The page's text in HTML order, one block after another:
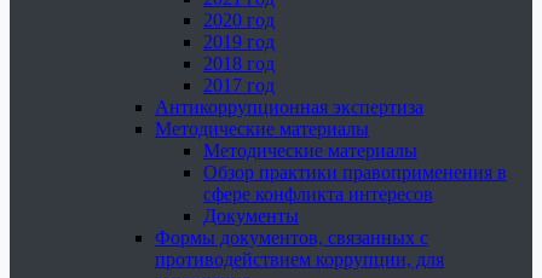
2020 год
2019 год
2018 год
2017 год
Антикоррупционная экспертиза
Методические материалы
Методические материалы
Обзор практики правоприменения в
сфере конфликта интересов
Документы
Формы документов, связанных с
противодействием коррупции, для